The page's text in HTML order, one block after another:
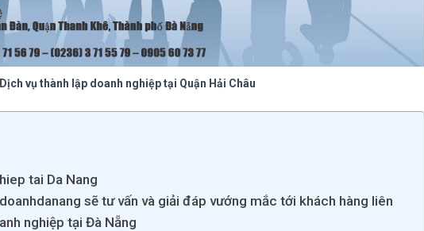
Dịch vụ thành lập doanh nghiệp tại Quận Hải Châu
tai Da Nang
sẽ tư vấn và giải đáp vướng mắc tới khách hàng liên
nghiệp tại Đà Nẵng